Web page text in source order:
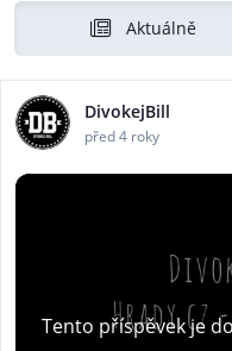
Aktuálně
DivokejBill
před 4 roky
Tento příspěvek je